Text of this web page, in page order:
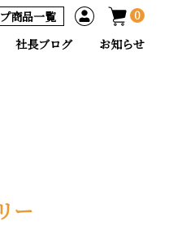
商品一覧 0
社長ブログ お知らせ
ー